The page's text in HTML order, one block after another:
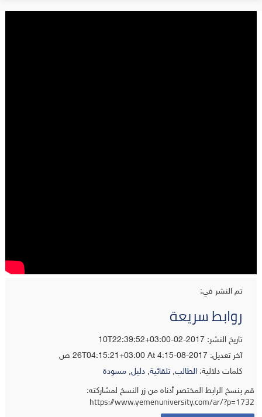
تم النشر في:
روابط سريعة
تاريخ النشر: 2017-02-10T22:39:52+03:00
آخر تعديل:2017-08-26T04:15:21+03:00
At 4:15 ص
كلمات دلالية:الطالب,تلقائية,دليل,مسودة
قم بنسخ الرابط المختصر أدناه من زر النسخ لمشاركته:
https://www.yemenuniversity.com/ar/?p=1732